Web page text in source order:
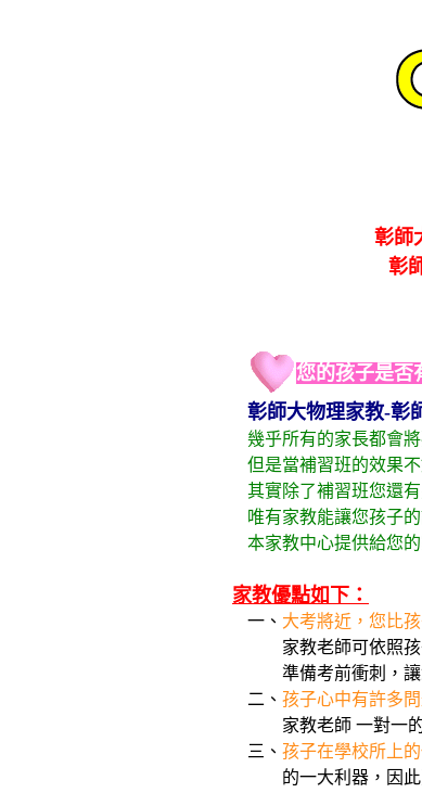
彰師
彰
您的孩子是
彰師大物理家教-彰
幾乎所有的家長都會將
但是當補習班的效果不
其實除了補習班您還有
唯有家教能讓您孩子的
本家教中心提供給您的
家教優點如下：
一、 大考將近，您比
家教老師可依照孩子的
準備考前衝刺，讓您
二、 孩子心中有許多
家教老師 一對一的教
三、 孩子在學校所上
的一大利器，因此更要